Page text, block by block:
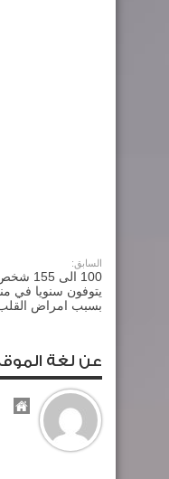
السابق:
100
يتوفون سنويا في
بسبب امراض
عن لغة